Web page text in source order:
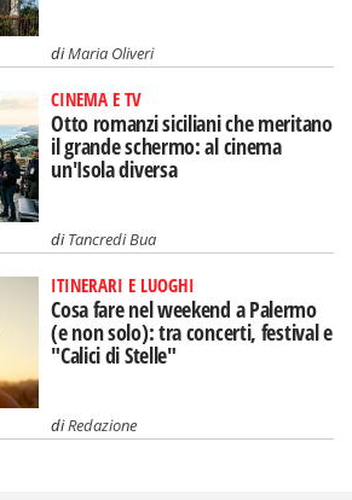
diMaria Oliveri
CINEMA E TV
Otto romanzi siciliani che meritano
il grande schermo: al cinema
un'Isola diversa
diTancredi Bua
ITINERARI E LUOGHI
Cosa fare nel weekend a Palermo
(e non solo): tra concerti, festival e
"Calici di Stelle"
diRedazione